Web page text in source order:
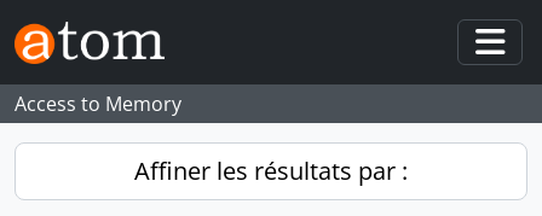
Skip to main content
Access to Memory
Affiner les résultats par :